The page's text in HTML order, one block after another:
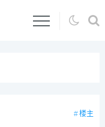
楼主